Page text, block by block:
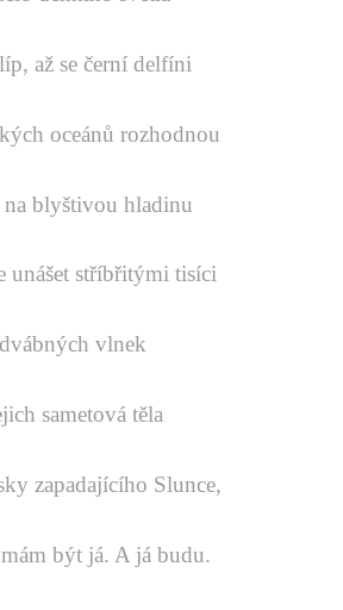
až se černí delfíni
oceánů rozhodnou
blyštivou hladinu
unášet stříbřitými tisíci
vlnek
sametová těla
zapadajícího Slunce,
být já. A já budu.